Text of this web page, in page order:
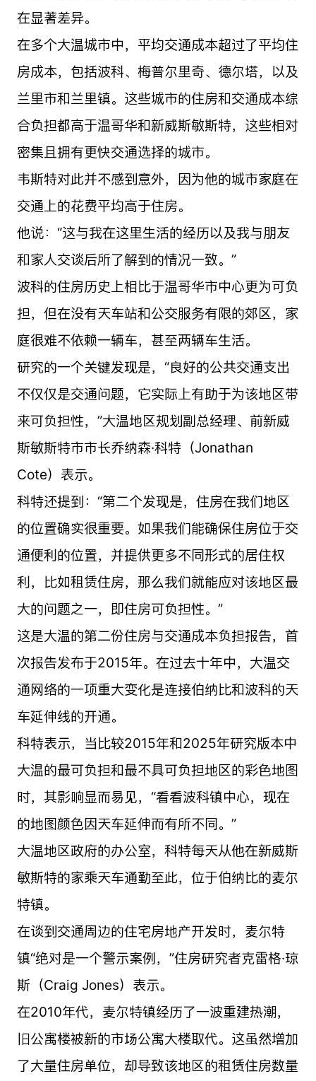
在显著差异。
在多个大温城市中，平均交通成本超过了平均住
房成本，包括波科、梅普尔里奇、德尔塔，以及
兰里市和兰里镇。这些城市的住房和交通成本综
合负担都高于温哥华和新威斯敏斯特，这些相对
密集且拥有更快交通选择的城市。
韦斯特对此并不感到意外，因为他的城市家庭在
交通上的花费平均高于住房。
他说：“这与我在这里生活的经历以及我与朋友
和家人交谈后所了解到的情况一致。”
波科的住房历史上相比于温哥华市中心更为可负
担，但在没有天车站和公交服务有限的郊区，家
庭很难不依赖一辆车，甚至两辆车生活。
研究的一个关键发现是，“良好的公共交通支出
不仅仅是交通问题，它实际上有助于为该地区带
来可负担性，”大温地区规划副总经理、前新威
斯敏斯特市市长乔纳森·科特（Jonathan
Cote）表示。
科特还提到：“第二个发现是，住房在我们地区
的位置确实很重要。如果我们能确保住房位于交
通便利的位置，并提供更多不同形式的居住权
利，比如租赁住房，那么我们就能应对该地区最
大的问题之一，即住房可负担性。”
这是大温的第二份住房与交通成本负担报告，首
次报告发布于2015年。在过去十年中，大温交
通网络的一项重大变化是连接伯纳比和波科的天
车延伸线的开通。
科特表示，当比较2015年和2025年研究版本中
大温的最可负担和最不具可负担地区的彩色地图
时，其影响显而易见，“看看波科镇中心，现在
的地图颜色因天车延伸而有所不同。”
大温地区政府的办公室，科特每天从他在新威斯
敏斯特的家乘天车通勤至此，位于伯纳比的麦尔
特镇。
在谈到交通周边的住宅房地产开发时，麦尔特
镇“绝对是一个警示案例，”住房研究者克雷格·琼
斯（Craig Jones）表示。
在2010年代，麦尔特镇经历了一波重建热潮，
旧公寓楼被新的市场公寓大楼取代。这虽然增加
了大量住房单位，却导致该地区的租赁住房数量